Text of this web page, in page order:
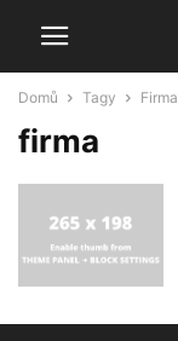
Domů Tagy Firma
firma